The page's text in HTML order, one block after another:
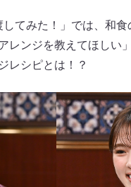
してみた！」では、和
レンジを教えてほしい
レシピとは！？